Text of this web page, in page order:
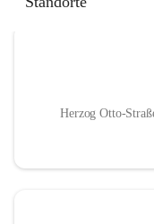
Herzog Otto-